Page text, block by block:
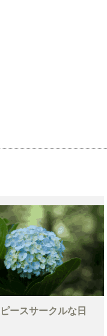
ースサークルな日